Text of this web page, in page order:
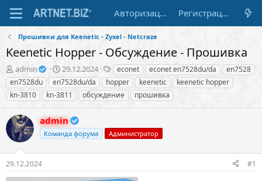
Авторизация Регистрация
Прошивки для Keenetic - Zyxel - Netcraze
Keenetic Hopper - Обсуждение - Прошивка
А
в
т
о
р
т
е
м
ы
admin
Д
а
т
а
н
а
ч
а
л
29.12.2024
Т
е
г
и
econet econet en7528du/da
en7528
en7528du
en7528du/da hopper keenetic
keenetic hopper
kn-3810
kn-3811 обсуждение прошивка
admin
Команда форума Администратор
29.12.2024 #1